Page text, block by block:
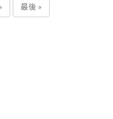
最後 »